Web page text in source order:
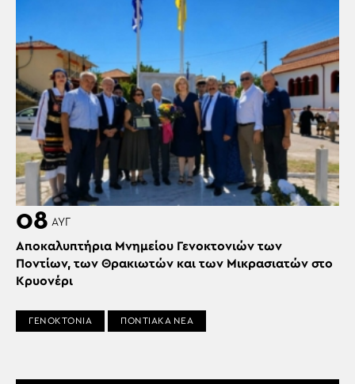
08 ΑΥΓ
Αποκαλυπτήρια Μνημείου Γενοκτονιών των
Ποντίων, των Θρακιωτών και των Μικρασιατών στο
Κρυονέρι
ΓΕΝΟΚΤΟΝΙΑ ΠΟΝΤΙΑΚΑ ΝΕΑ